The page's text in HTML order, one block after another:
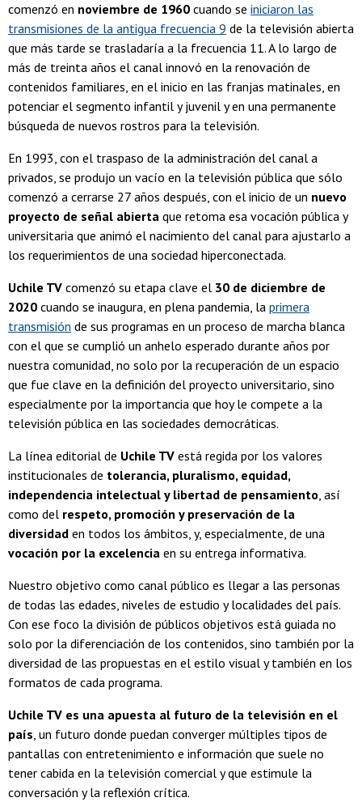
comenzó en noviembre de 1960 cuando se iniciaron las
transmisiones de la antigua frecuencia 9 de la televisión abierta
que más tarde se trasladaría a la frecuencia 11. A lo largo de
más de treinta años el canal innovó en la renovación de
contenidos familiares, en el inicio en las franjas matinales, en
potenciar el segmento infantil y juvenil y en una permanente
búsqueda de nuevos rostros para la televisión.
En 1993, con el traspaso de la administración del canal a
privados, se produjo un vacío en la televisión pública que sólo
comenzó a cerrarse 27 años después, con el inicio de un nuevo
proyecto de señal abierta que retoma esa vocación pública y
universitaria que animó el nacimiento del canal para ajustarlo a
los requerimientos de una sociedad hiperconectada.
Uchile TV comenzó su etapa clave el 30 de diciembre de
2020 cuando se inaugura, en plena pandemia, la primera
transmisión de sus programas en un proceso de marcha blanca
con el que se cumplió un anhelo esperado durante años por
nuestra comunidad, no solo por la recuperación de un espacio
que fue clave en la definición del proyecto universitario, sino
especialmente por la importancia que hoy le compete a la
televisión pública en las sociedades democráticas.
La línea editorial de Uchile TV está regida por los valores
institucionales de tolerancia, pluralismo, equidad,
independencia intelectual y libertad de pensamiento, así
como del respeto, promoción y preservación de la
diversidad en todos los ámbitos, y, especialmente, de una
vocación por la excelencia en su entrega informativa.
Nuestro objetivo como canal público es llegar a las personas
de todas las edades, niveles de estudio y localidades del país.
Con ese foco la división de públicos objetivos está guiada no
solo por la diferenciación de los contenidos, sino también por la
diversidad de las propuestas en el estilo visual y también en los
formatos de cada programa.
Uchile TV es una apuesta al futuro de la televisión en el
país, un futuro donde puedan converger múltiples tipos de
pantallas con entretenimiento e información que suele no
tener cabida en la televisión comercial y que estimule la
conversación y la reflexión crítica.